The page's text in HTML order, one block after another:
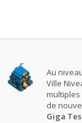
Au
Ville
de
Giga